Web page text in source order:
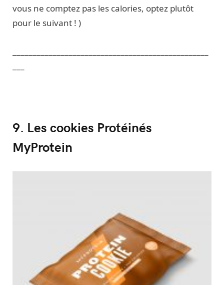
vous ne comptez pas les calories, optez plutôt
pour le suivant ! )
9. Les cookies Protéinés
MyProtein